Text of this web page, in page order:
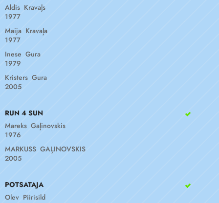
Aldis Kravaļs
1977
Maija Kravaļa
1977
Inese Gura
1979
Kristers Gura
2005
RUN 4 SUN
Mareks Gaļinovskis
1976
MARKUSS GAĻINOVSKIS
2005
POTSATAJA
Olev Piirisild